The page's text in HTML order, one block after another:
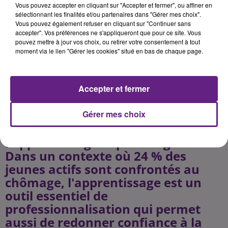
Services Départementaux ont
accueilli treize nouveaux apprentis
au sein du Conseil Général.
24 apprentis se forment au Conseil
Ces nouveaux apprentis rejoignent
les onze autres qui poursuivent
leur cycle de formation au sein de
la collectivité. Le Conseil Général
est fermement engagé en faveur de
l'apprentissage depuis vingt ans.
Dans un contexte où 24 % des
jeunes actifs sont confrontés au
chômage, l'apprentissage est un
outil essentiel de
professionnalisation qui permet
aussi de redonner confiance à la
Vous pouvez accepter en cliquant sur "Accepter et fermer", ou affiner en
sélectionnant les finalités et/ou partenaires dans "Gérer mes choix".
Vous pouvez également refuser en cliquant sur "Continuer sans
accepter". Vos préférences ne s'appliqueront que pour ce site. Vous
pouvez mettre à jour vos choix, ou retirer votre consentement à tout
moment via le lien "Gérer les cookies" situé en bas de chaque page.
Gérer mes choix
Accepter et fermer